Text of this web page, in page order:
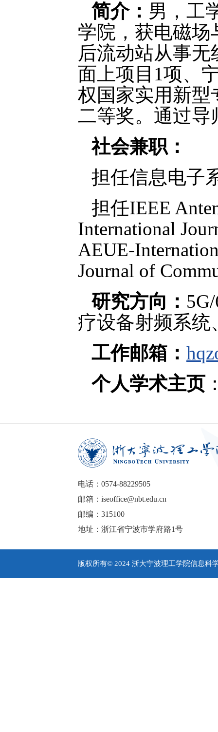
简介： 男，工
学院，获电磁场
后流动站从事
面上项目1项、
权国家实用新型
二等奖。通过
社会兼职：
担任信息电子
担任IEEE
International
AEUE-
Journal of
研究方向：
疗设备射频系统
工作邮箱：
个人学术主页
电话：0574-88229505
邮箱：iseoffice@nbt.edu.cn
邮编：315100
地址：浙江省宁波市学府路1号
版权所有© 2024 浙大宁波理工学院信息科